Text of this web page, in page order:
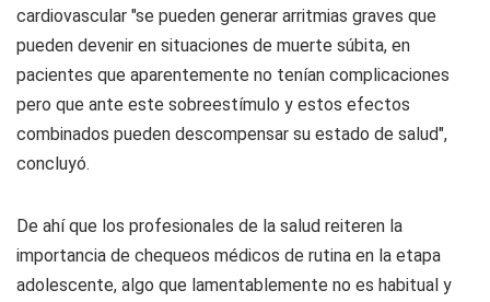
cardiovascular "se pueden generar arritmias graves que
pueden devenir en situaciones de muerte súbita, en
pacientes que aparentemente no tenían complicaciones
pero que ante este sobreestímulo y estos efectos
combinados pueden descompensar su estado de salud",
concluyó.
De ahí que los profesionales de la salud reiteren la
importancia de chequeos médicos de rutina en la etapa
adolescente, algo que lamentablemente no es habitual y